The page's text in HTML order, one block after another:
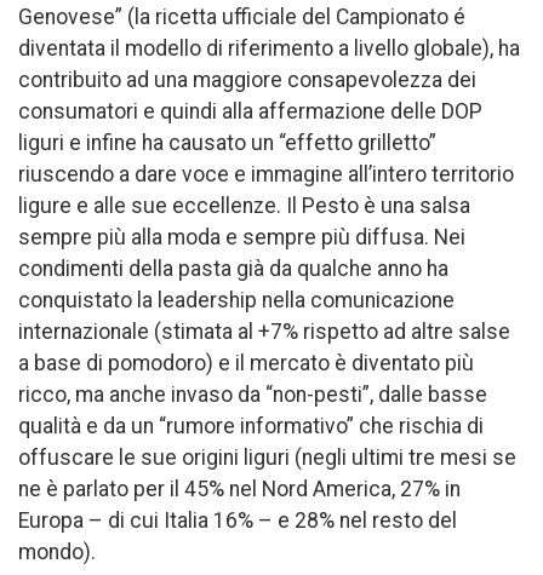
Genovese” (la ricetta ufficiale del Campionato é
diventata il modello di riferimento a livello globale), ha
contribuito ad una maggiore consapevolezza dei
consumatori e quindi alla affermazione delle DOP
liguri e infine ha causato un “effetto grilletto”
riuscendo a dare voce e immagine all’intero territorio
ligure e alle sue eccellenze. Il Pesto è una salsa
sempre più alla moda e sempre più diffusa. Nei
condimenti della pasta già da qualche anno ha
conquistato la leadership nella comunicazione
internazionale (stimata al +7% rispetto ad altre salse
a base di pomodoro) e il mercato è diventato più
ricco, ma anche invaso da “non-pesti”, dalle basse
qualità e da un “rumore informativo” che rischia di
offuscare le sue origini liguri (negli ultimi tre mesi se
ne è parlato per il 45% nel Nord America, 27% in
Europa – di cui Italia 16% – e 28% nel resto del
mondo).